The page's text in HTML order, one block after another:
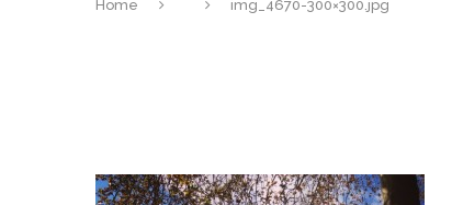
Home img_4670-300×300.jpg